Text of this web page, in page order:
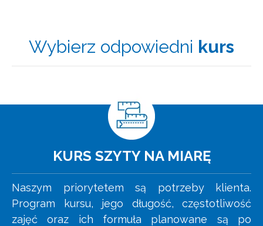
Wybierz odpowiedni kurs
KURS SZYTY NA MIARĘ
Naszym priorytetem są potrzeby klienta.
Program kursu, jego długość, częstotliwość
zajęć oraz ich formuła planowane są po